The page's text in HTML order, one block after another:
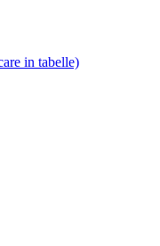
in tabelle)